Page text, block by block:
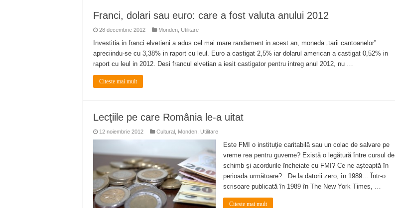
Franci, dolari sau euro: care a fost valuta anului 2012
28 decembrie 2012 Monden Utilitare
Investitia in franci elvetieni a adus cel mai mare randament in acest an, moneda „tarii cantoanelor”
apreciindu-se cu 3,38% in raport cu leul. Euro a castigat 2,5% iar dolarul american a castigat 0,52% in
raport cu leul in 2012. Desi francul elvetian a iesit castigator pentru intreg anul 2012, nu …
Citeste mai mult
Lecţiile pe care România le-a uitat
12 noiembrie 2012 Cultural Monden Utilitare
Este FMI o instituţie caritabilă sau un colac de salvare pe
vreme rea pentru guverne? Există o legătură între cursul de
schimb şi acordurile încheiate cu FMI? Ce ne aşteaptă în
perioada următoare? De la datorii zero, în 1989… Într-o
scrisoare publicată în 1989 în The New York Times, …
Citeste mai mult